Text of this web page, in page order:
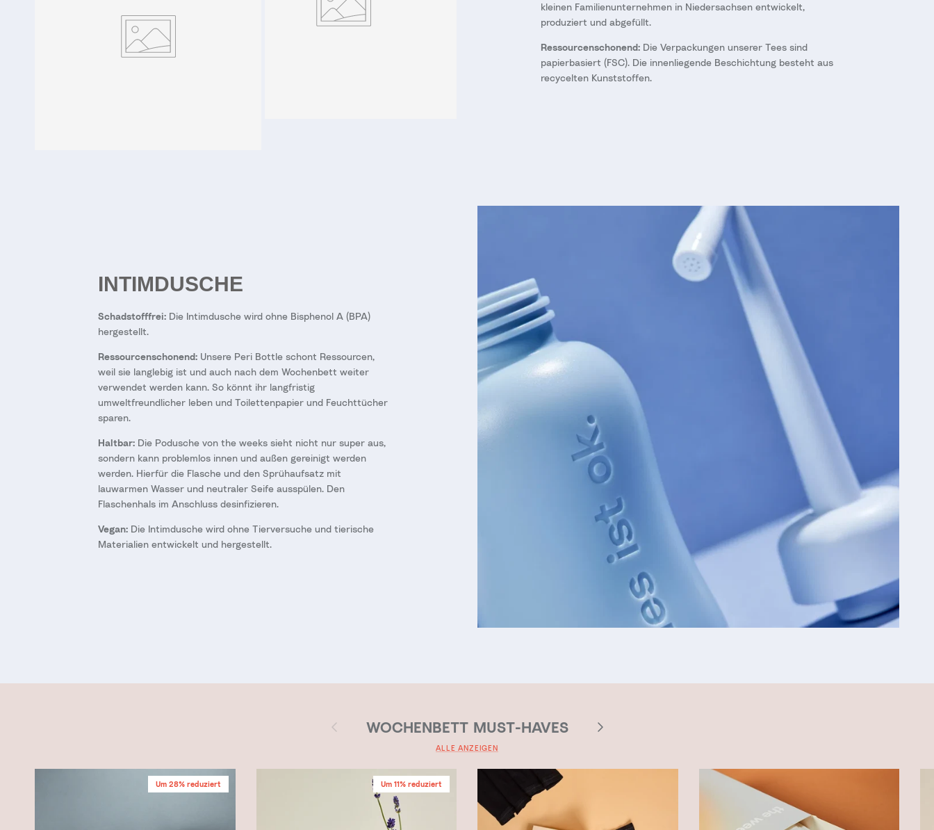
kleinen Familienunternehmen in Niedersachsen entwickelt,
produziert und abgefüllt.
Ressourcenschonend: Die Verpackungen unserer Tees sind
papierbasiert (FSC). Die innenliegende Beschichtung besteht aus
recycelten Kunststoffen.
INTIMDUSCHE
Schadstofffrei: Die Intimdusche wird ohne Bisphenol A (BPA)
hergestellt.
Ressourcenschonend: Unsere Peri Bottle schont Ressourcen,
weil sie langlebig ist und auch nach dem Wochenbett weiter
verwendet werden kann. So könnt ihr langfristig
umweltfreundlicher leben und Toilettenpapier und Feuchttücher
sparen.
Haltbar: Die Podusche von the weeks sieht nicht nur super aus,
sondern kann problemlos innen und außen gereinigt werden
werden. Hierfür die Flasche und den Sprühaufsatz mit
lauwarmen Wasser und neutraler Seife ausspülen. Den
Flaschenhals im Anschluss desinfizieren.
Vegan: Die Intimdusche wird ohne Tierversuche und tierische
Materialien entwickelt und hergestellt.
Vorherige WOCHENBETT MUST-HAVES Nächste
ALLE ANZEIGEN
Um 28% reduziert Um 11% reduziert